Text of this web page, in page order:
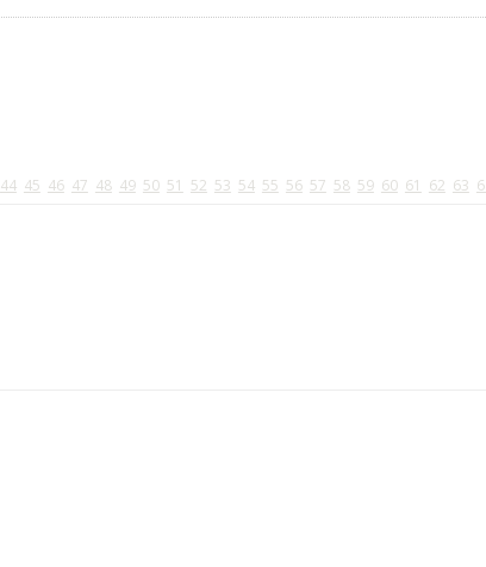
44 45 46 47 48 49 50 51 52 53 54 55 56 57 58 59 60 61 62 63